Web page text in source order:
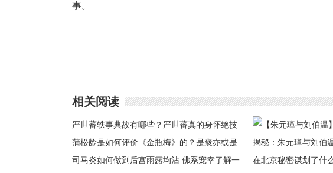
事。
相关阅读
严世蕃轶事典故有哪些？严世蕃真的身怀绝技
吗
蒲松龄是如何评价《金瓶梅》的？是褒亦或是
贬
司马炎如何做到后宫雨露均沾 佛系宠幸了解一